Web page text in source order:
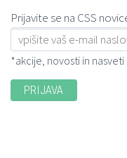
Prijavite se na CSS
*akcije, novosti in